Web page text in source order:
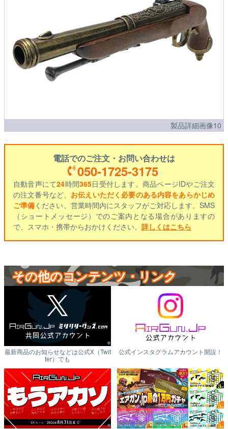
製品詳細画像10
電話でのご注文・お問い合わせは
050-1725-3175
自動音声にて24時間365日受付します。商品ページIDやご注文
の注文番号など、 お伝えいただく必要のある内容をあらかじめ
ご準備ください。営業時間内にスタッフがご対応します。SMS
（ショートメッセージ）でのご案内となる場合がありますの
で、スマホ・携帯からおかけください。 詳しくはこちら
その他のコンテンツ・リンク
最新商品のお知らせなどは公式X（Twit
ter）でも
公式インスタグラムアカウント開設！